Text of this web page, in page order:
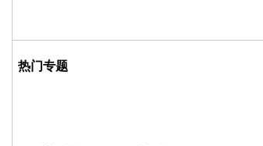
热门专题